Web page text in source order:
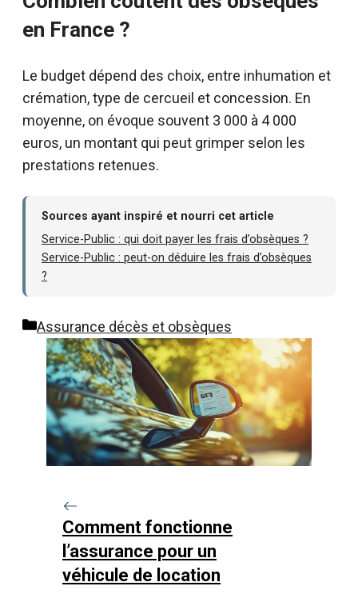
en France ?
Le budget dépend des choix, entre inhumation et
crémation, type de cercueil et concession. En
moyenne, on évoque souvent 3 000 à 4 000
euros, un montant qui peut grimper selon les
prestations retenues.
Sources ayant inspiré et nourri cet article
Service-Public : qui doit payer les frais d’obsèques ?
Service-Public : peut-on déduire les frais d’obsèques
?
Catégories
Assurance décès et obsèques
Comment fonctionne
l’assurance pour un
véhicule de location